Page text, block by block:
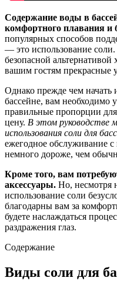
Содержание воды в
комфортного плавания и
популярных способов
— это использование соли.
безопасной
вашим гостям прекрасные
Однако прежде чем начать
бассейне, вам необходимо
правильные пропорции
цену. В этом руководстве
использования соли для
ежегодное обслуживание
немного дороже, чем
Кроме того, вам
аксессуары. Но, несмотря
использование соли
благодарны вам за
будете наслаждаться
раздражения глаз.
Содержание
Виды соли для